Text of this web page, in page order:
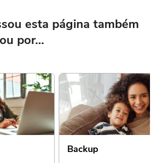
esta página também
por...
Backup